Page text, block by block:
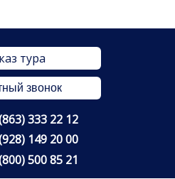
тура
звонок
333 22 12
149 20 00
500 85 21